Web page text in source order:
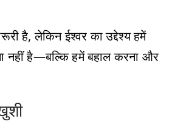
है, लेकिन ईश्वर का उद्देश्य हमें
नहीं है—बल्कि हमें बहाल करना और